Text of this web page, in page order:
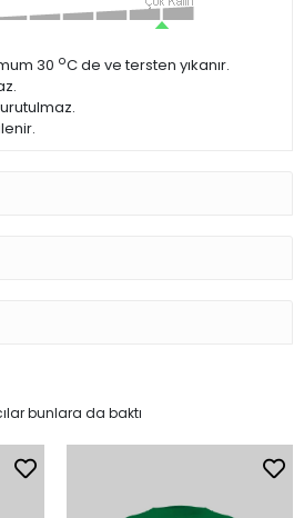
30 oC de ve tersten yıkanır.
bunlara da baktı